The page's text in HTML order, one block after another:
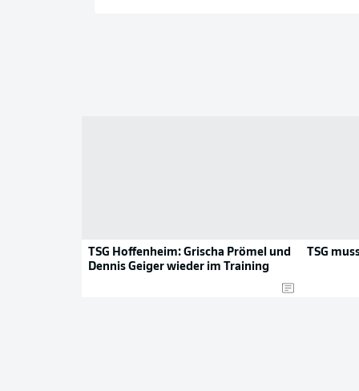
TSG Hoffenheim: Grischa Prömel und
Dennis Geiger wieder im Training
TSG